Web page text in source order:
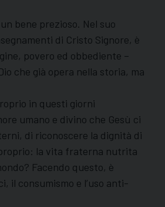
bene prezioso. Nel suo
di Cristo Signore, è
povero ed obbediente –
che già opera nella storia, ma
in questi giorni
umano e divino che Gesù ci
di riconoscere la dignità di
la vita fraterna nutrita
Facendo questo, è
il consumismo e l’uso anti-